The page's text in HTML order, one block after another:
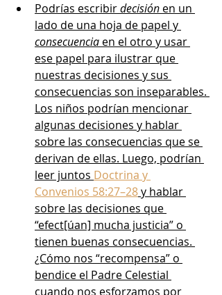
Podrías escribir decisión en un
lado de una hoja de papel y
consecuencia en el otro y usar
ese papel para ilustrar que
nuestras decisiones y sus
consecuencias son inseparables.
Los niños podrían mencionar
algunas decisiones y hablar
sobre las consecuencias que se
derivan de ellas. Luego, podrían
leer juntos Doctrina y
Convenios 58:27–28 y hablar
sobre las decisiones que
“efect[úan] mucha justicia” o
tienen buenas consecuencias.
¿Cómo nos “recompensa” o
bendice el Padre Celestial
cuando nos esforzamos por